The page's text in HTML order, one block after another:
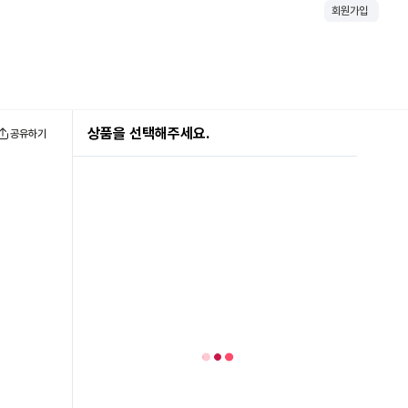
회원가입
공유하기 상품을 선택해주세요.